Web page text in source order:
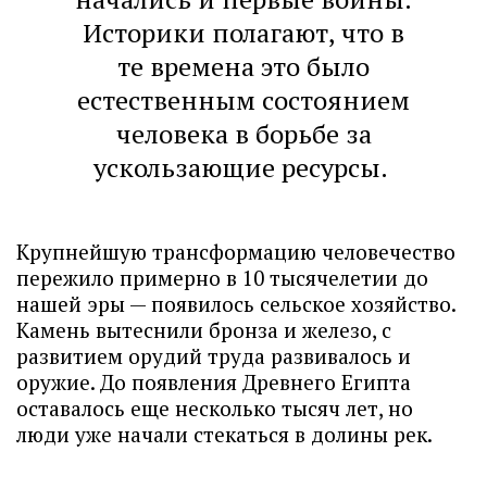
Историки полагают, что в
те времена это было
естественным состоянием
человека в борьбе за
ускользающие ресурсы.
Крупнейшую трансформацию человечество
пережило примерно в 10 тысячелетии до
нашей эры — появилось сельское хозяйство.
Камень вытеснили бронза и железо, с
развитием орудий труда развивалось и
оружие. До появления Древнего Египта
оставалось еще несколько тысяч лет, но
люди уже начали стекаться в долины рек.